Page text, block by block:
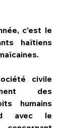
c’est le
haïtiens
civile
des
humains
avec le